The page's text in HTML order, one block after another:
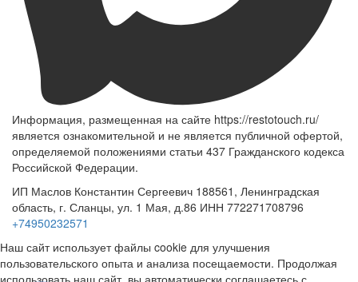
Информация, размещенная на сайте https://restotouch.ru/
является ознакомительной и не является публичной офертой,
определяемой положениями статьи 437 Гражданского кодекса
Российской Федерации.
ИП Маслов Константин Сергеевич 188561, Ленинградская
область, г. Сланцы, ул. 1 Мая, д.86 ИНН 772271708796
+74950232571
Наш сайт использует файлы cookie для улучшения
пользовательского опыта и анализа посещаемости. Продолжая
использовать наш сайт, вы автоматически соглашаетесь с